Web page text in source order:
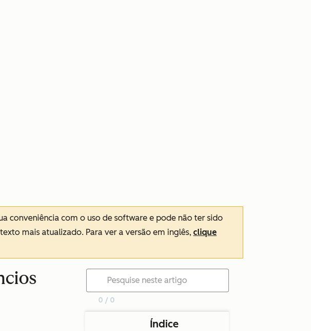
conveniência com o uso de software e pode não ter sido
mais atualizado. Para ver a versão em inglês, clique
0 / 0
Índice